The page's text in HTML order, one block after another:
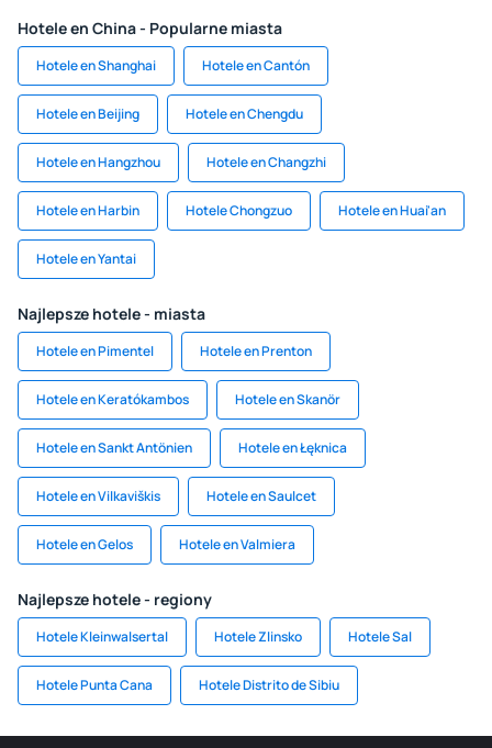
Hotele en China - Popularne miasta
Hotele en Shanghai Hotele en Cantón
Hotele en Beijing Hotele en Chengdu
Hotele en Hangzhou Hotele en Changzhi
Hotele en Harbin Hotele Chongzuo Hotele en Huai'an
Hotele en Yantai
Najlepsze hotele - miasta
Hotele en Pimentel Hotele en Prenton
Hotele en Keratókambos Hotele en Skanör
Hotele en Sankt Antönien Hotele en Łęknica
Hotele en Vilkaviškis Hotele en Saulcet
Hotele en Gelos Hotele en Valmiera
Najlepsze hotele - regiony
Hotele Kleinwalsertal Hotele Zlinsko Hotele Sal
Hotele Punta Cana Hotele Distrito de Sibiu